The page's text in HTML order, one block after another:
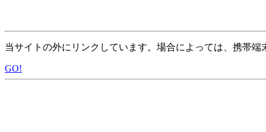
当サイトの外にリンクしています。場合によっては、携帯
GO!